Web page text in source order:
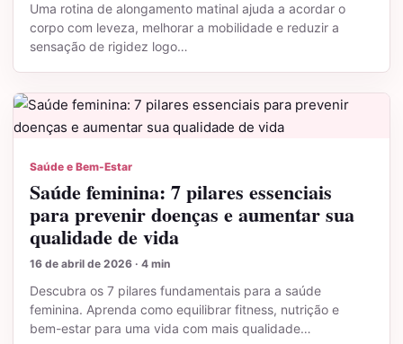
Uma rotina de alongamento matinal ajuda a acordar o
corpo com leveza, melhorar a mobilidade e reduzir a
sensação de rigidez logo…
Saúde e Bem-Estar
Saúde feminina: 7 pilares essenciais
para prevenir doenças e aumentar sua
qualidade de vida
16 de abril de 2026 · 4 min
Descubra os 7 pilares fundamentais para a saúde
feminina. Aprenda como equilibrar fitness, nutrição e
bem-estar para uma vida com mais qualidade…